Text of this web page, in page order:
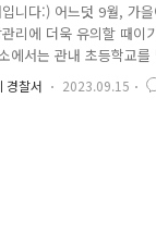
니다:) 어느덧 9월, 가
리에 더욱 유의할 때이
에서는 관내 초등학교
화 정착을 위해 스쿨존
설을 개선, 어린이 보행
경찰서 2023.09.15